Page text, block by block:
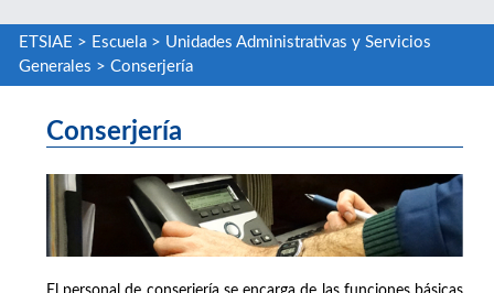
ETSIAE > Escuela> Unidades Administrativas y Servicios
Generales > Conserjería
Conserjería